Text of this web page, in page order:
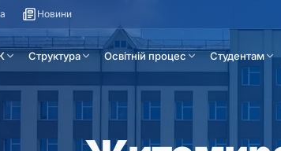
Новини
Структура Освітній процес Студентам